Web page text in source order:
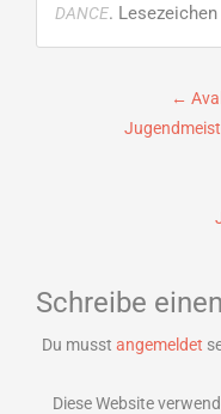
DANCE.
←
Schreibe
Du musst angemeldet
Diese Website